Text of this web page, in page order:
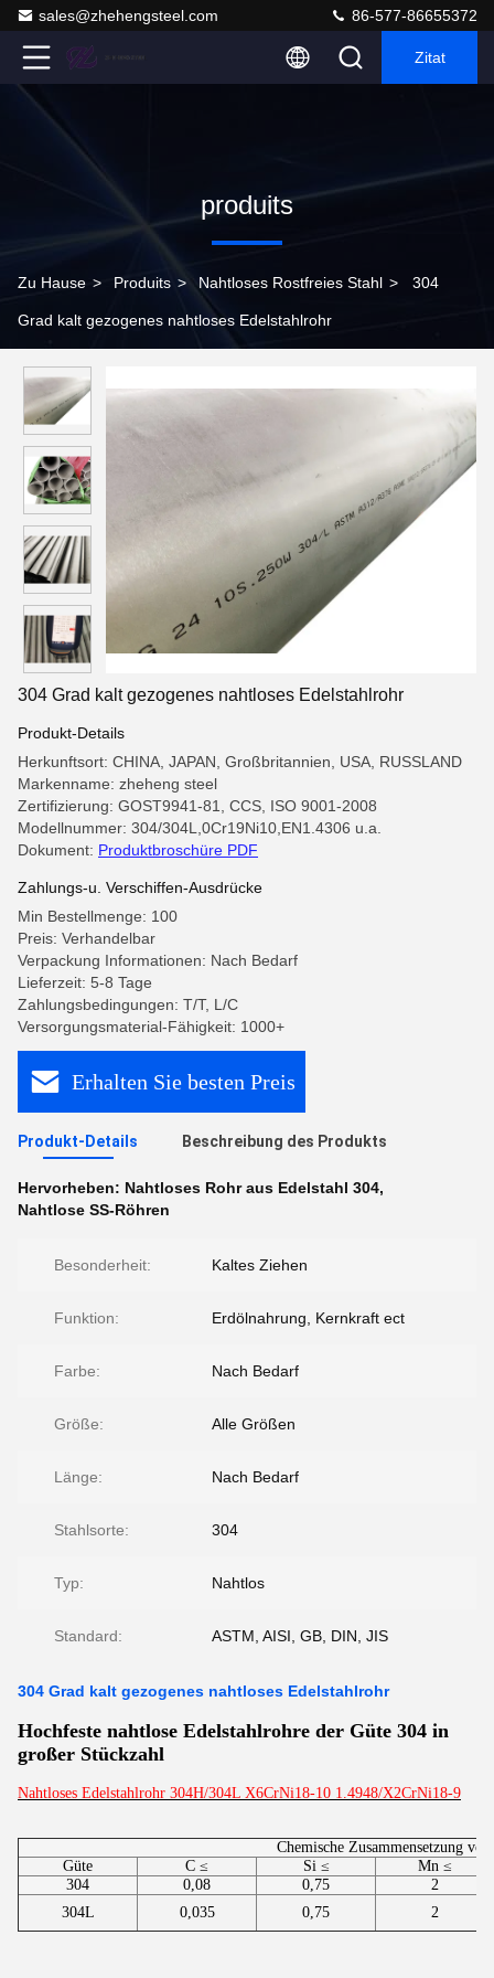
sales@zhehengsteel.com 86-577-86655372
Zitat
produits
Zu Hause > Produits > Nahtloses Rostfreies Stahl > 304
Grad kalt gezogenes nahtloses Edelstahlrohr
304 Grad kalt gezogenes nahtloses Edelstahlrohr
Produkt-Details
Herkunftsort: CHINA, JAPAN, Großbritannien, USA, RUSSLAND
Markenname: zheheng steel
Zertifizierung: GOST9941-81, CCS, ISO 9001-2008
Modellnummer: 304/304L,0Cr19Ni10,EN1.4306 u.a.
Dokument: Produktbroschüre PDF
Zahlungs-u. Verschiffen-Ausdrücke
Min Bestellmenge: 100
Preis: Verhandelbar
Verpackung Informationen: Nach Bedarf
Lieferzeit: 5-8 Tage
Zahlungsbedingungen: T/T, L/C
Versorgungsmaterial-Fähigkeit: 1000+
Erhalten Sie besten Preis
Produkt-Details Beschreibung des Produkts
Hervorheben: Nahtloses Rohr aus Edelstahl 304,
Nahtlose SS-Röhren
Besonderheit: Kaltes Ziehen
Funktion: Erdölnahrung, Kernkraft ect
Farbe: Nach Bedarf
Größe: Alle Größen
Länge: Nach Bedarf
Stahlsorte: 304
Typ: Nahtlos
Standard: ASTM, AISI, GB, DIN, JIS
304 Grad kalt gezogenes nahtloses Edelstahlrohr
Hochfeste nahtlose Edelstahlrohre der Güte 304 in
großer Stückzahl
Nahtloses Edelstahlrohr 304H/304L X6CrNi18-10 1.4948/X2CrNi18-9
Chemische Zusammensetzung
Güte
C ≤ Si ≤
Mn ≤
304
0,08 0,75
2
304L
0,035 0,75 2